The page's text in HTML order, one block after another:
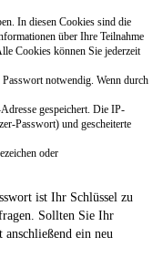
In diesen Cookies sind die
über Ihre Teilnahme
Cookies können Sie jederzeit
notwendig. Wenn durch
gespeichert. Die IP-
Passwort) und gescheiterte
oder
ist Ihr Schlüssel zu
Sollten Sie Ihr
ein neu